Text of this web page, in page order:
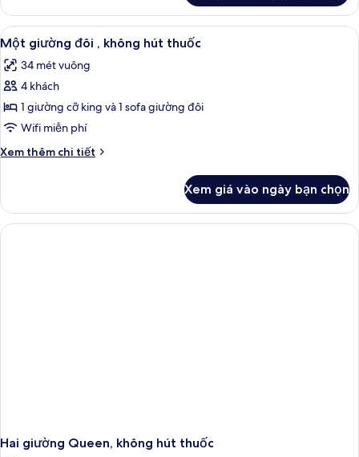
Một
giường
đôi
không
hút
Xem
tất
cả
ảnh
Một
giường
đôi
,
hút
thuốc
Một giường đôi , không hút thuốc |
1
Một giường đôi , không hút thuốc
34 mét vuông
4 khách
1 giường cỡ king và 1 sofa giường đôi
Wifi miễn phí
Xem thêm chi tiết
Chi
Một
giường
đôi
Xem giá vào ngày bạn chọn
Hai giường Queen, không hút thuốc